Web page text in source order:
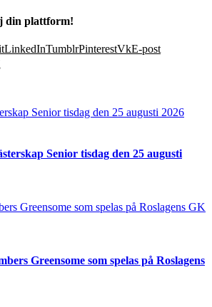
din plattform!
LinkedInTumblrPinterestVkE-post
Senior tisdag den 25 augusti 2026
Senior tisdag den 25 augusti
Greensome som spelas på Roslagens GK
Greensome som spelas på Roslagens